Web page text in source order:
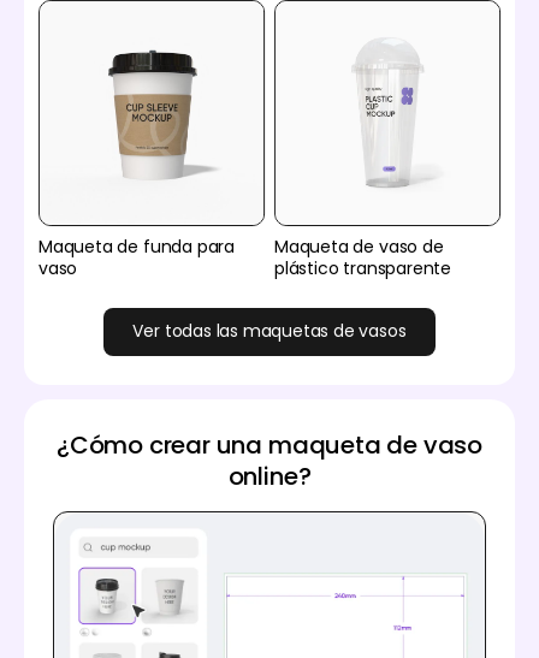
Maqueta de funda para
vaso
Maqueta de vaso de
plástico transparente
Ver todas las maquetas de vasos
¿Cómo crear una maqueta de vaso
online?